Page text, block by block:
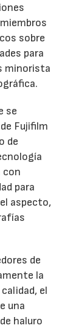
sobre
para
minorista
se
Fujifilm
de
con
para
aspecto,
de
la
el
una
haluro